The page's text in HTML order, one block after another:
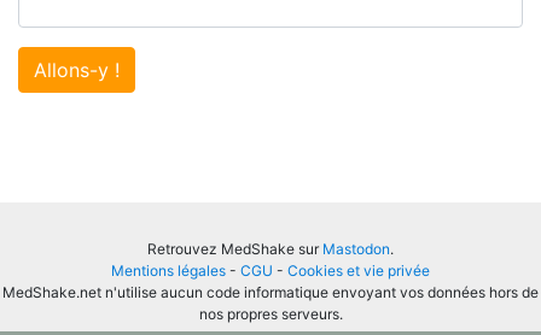
Allons-y !
Retrouvez MedShake sur Mastodon.
Mentions légales - CGU - Cookies et vie privée
MedShake.net n'utilise aucun code informatique envoyant vos données hors de
nos propres serveurs.